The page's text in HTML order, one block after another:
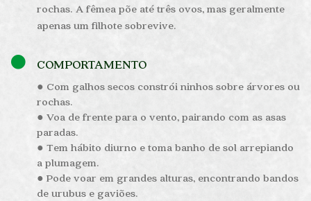
rochas. A fêmea põe até três ovos, mas geralmente
apenas um filhote sobrevive.
COMPORTAMENTO
● Com galhos secos constrói ninhos sobre árvores ou
rochas.
● Voa de frente para o vento, pairando com as asas
paradas.
● Tem hábito diurno e toma banho de sol arrepiando
a plumagem.
● Pode voar em grandes alturas, encontrando bandos
de urubus e gaviões.